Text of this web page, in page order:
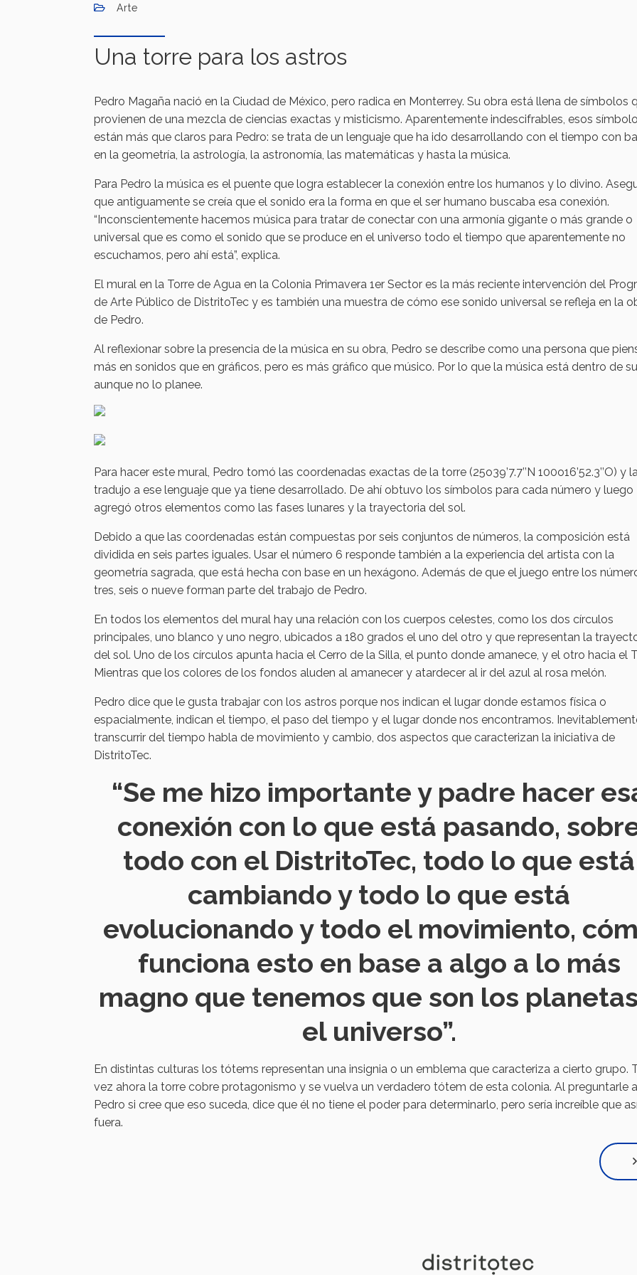
Arte
Una torre para los astros
Pedro Magaña nació en la Ciudad de México, pero radica en Monterrey. Su obra está llena de símbolos
provienen de una mezcla de ciencias exactas y misticismo. Aparentemente indescifrables, esos
están más que claros para Pedro: se trata de un lenguaje que ha ido desarrollando con el tiempo con
en la geometría, la astrología, la astronomía, las matemáticas y hasta la música.
Para Pedro la música es el puente que logra establecer la conexión entre los humanos y lo divino.
que antiguamente se creía que el sonido era la forma en que el ser humano buscaba esa conexión.
“Inconscientemente hacemos música para tratar de conectar con una armonía gigante o más grande o
universal que es como el sonido que se produce en el universo todo el tiempo que aparentemente no
escuchamos, pero ahí está”, explica.
El mural en la Torre de Agua en la Colonia Primavera 1er Sector es la más reciente intervención del
de Arte Público de DistritoTec y es también una muestra de cómo ese sonido universal se refleja en la
de Pedro.
Al reflexionar sobre la presencia de la música en su obra, Pedro se describe como una persona que
más en sonidos que en gráficos, pero es más gráfico que músico. Por lo que la música está dentro de
aunque no lo planee.
Para hacer este mural, Pedro tomó las coordenadas exactas de la torre (25o39’7.7’’N 100o16’52.3’’O) y
tradujo a ese lenguaje que ya tiene desarrollado. De ahí obtuvo los símbolos para cada número y luego
agregó otros elementos como las fases lunares y la trayectoria del sol.
Debido a que las coordenadas están compuestas por seis conjuntos de números, la composición está
dividida en seis partes iguales. Usar el número 6 responde también a la experiencia del artista con la
geometría sagrada, que está hecha con base en un hexágono. Además de que el juego entre los
tres, seis o nueve forman parte del trabajo de Pedro.
En todos los elementos del mural hay una relación con los cuerpos celestes, como los dos círculos
principales, uno blanco y uno negro, ubicados a 180 grados el uno del otro y que representan la
del sol. Uno de los círculos apunta hacia el Cerro de la Silla, el punto donde amanece, y el otro hacia el
Mientras que los colores de los fondos aluden al amanecer y atardecer al ir del azul al rosa melón.
Pedro dice que le gusta trabajar con los astros porque nos indican el lugar donde estamos física o
espacialmente, indican el tiempo, el paso del tiempo y el lugar donde nos encontramos.
transcurrir del tiempo habla de movimiento y cambio, dos aspectos que caracterizan la iniciativa de
DistritoTec.
“Se me hizo importante y padre hacer
conexión con lo que está pasando,
todo con el DistritoTec, todo lo que está
cambiando y todo lo que está
evolucionando y todo el movimiento,
funciona esto en base a algo a lo más
magno que tenemos que son los
el universo”.
En distintas culturas los tótems representan una insignia o un emblema que caracteriza a cierto grupo.
vez ahora la torre cobre protagonismo y se vuelva un verdadero tótem de esta colonia. Al preguntarle a
Pedro si cree que eso suceda, dice que él no tiene el poder para determinarlo, pero sería increíble que
fuera.